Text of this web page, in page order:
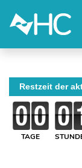
Restzeit der
TAGE